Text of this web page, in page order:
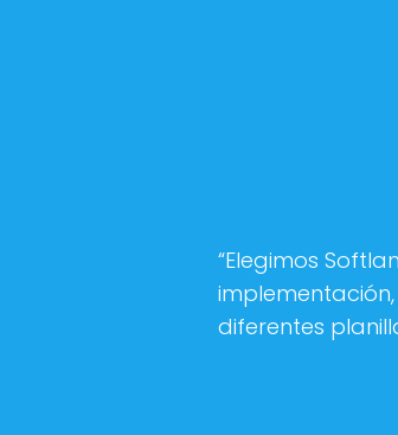
“Elegimos
diferentes